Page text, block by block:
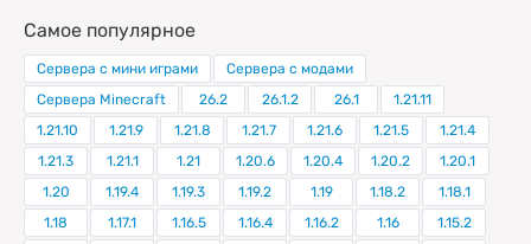
Самое популярное
Сервера с мини играми
Сервера с модами
Сервера Minecraft
26.2 26.1.2 26.1
1.21.11
1.21.10
1.21.9 1.21.8 1.21.7 1.21.6 1.21.5
1.21.4
1.21.3
1.21.1 1.21 1.20.6 1.20.4 1.20.2
1.20.1
1.20
1.19.4 1.19.3 1.19.2 1.19 1.18.2
1.18.1
1.18
1.17.1 1.16.5 1.16.4 1.16.2 1.16
1.15.2